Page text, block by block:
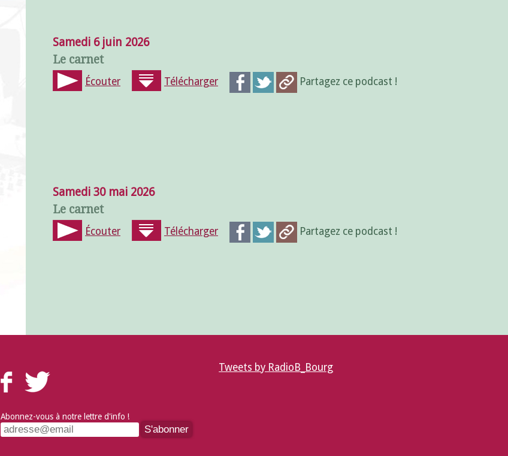
Samedi 6 juin 2026
Le carnet
Écouter Télécharger Partagez ce podcast !
Samedi 30 mai 2026
Le carnet
Écouter Télécharger Partagez ce podcast !
Abonnez-vous à notre lettre d'info !
Tweets by RadioB_Bourg